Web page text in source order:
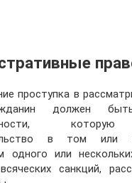
проступка в
должен
которую
в том или
одного или
санкций,